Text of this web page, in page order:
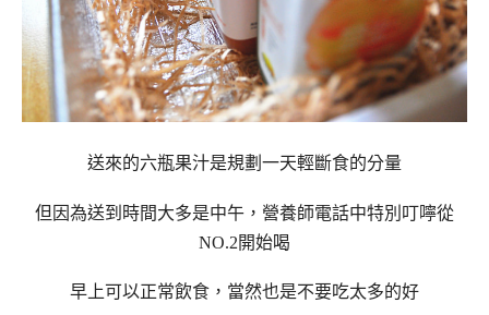
送來的六瓶果汁是規劃一天輕斷食的分量
但因為送到時間大多是中午，營養師電話中特別叮嚀從
NO.2開始喝
早上可以正常飲食，當然也是不要吃太多的好